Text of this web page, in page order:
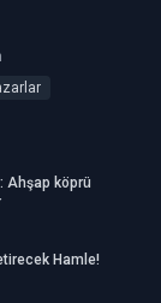
Ahşap köprü
Hamle!